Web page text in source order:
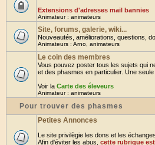
Extensions d'adresses mail bannies
Animateur : animateurs
Site, forums, galerie, wiki...
Nouveautés, améliorations, questions,
Animateurs : Arno animateurs
Le coin des membres
Vous pouvez poster tous les sujets qui
et des phasmes en particulier. Une
Voir la Carte des éleveurs
Animateur : animateurs
Pour trouver des phasmes
Petites Annonces
Le site privilègie les dons et les échanges.
Afin d'éviter les abus, cette rubrique